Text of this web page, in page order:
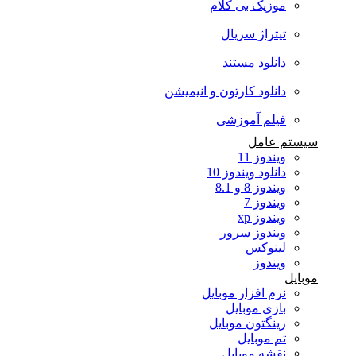
موزیک بی کلام
تیتراژ سریال
دانلود مستند
دانلود کارتون و انیمیشن
فیلم آموزشی
سیستم عامل
ویندوز 11
دانلود ویندوز 10
ویندوز 8 و 8.1
ویندوز 7
ویندوز xp
ویندوز سرور
لینوکس
ویندوز
نرم افزار موبایل
بازی موبایل
رینگتون موبایل
تم موبایل
نقشه موبایل